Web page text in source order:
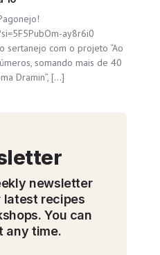
ay8r6i0
com o projeto “Ao
somando mais de 40
Dramin”, […]
newsletter
latest recipes
You can
any time.